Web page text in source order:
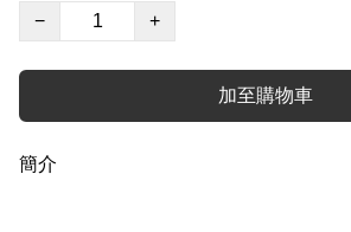
−
+
加至購物車
簡介